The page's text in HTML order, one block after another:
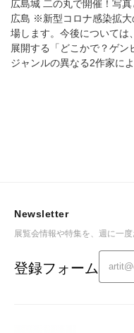
広島城 二の丸で開催！写
広島 ※新型コロナ感染拡
場します。今後については
展開する「どこかで？ゲン
ジャンルの異なる2作家に
Newsletter
展覧会情報や特集を、週に一度
登録フォーム